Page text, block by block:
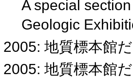
A special
Geologic
2005: 地質標本館
2005: 地質標本館